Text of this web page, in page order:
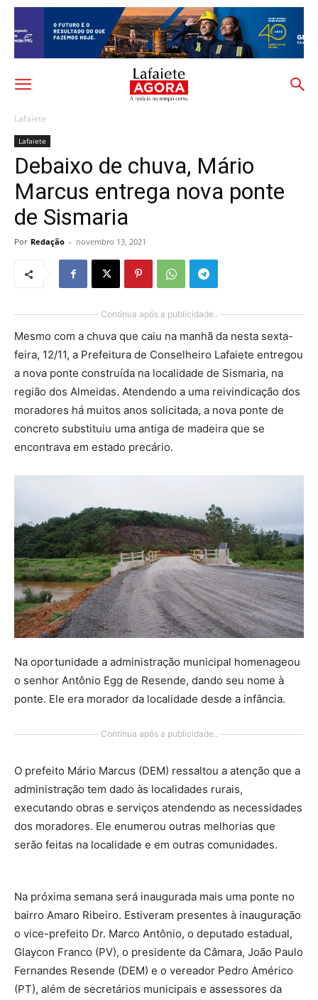
Lafaiete
Lafaiete
Debaixo de chuva, Mário
Marcus entrega nova ponte
de Sismaria
Por Redação - novembro 13, 2021
Continua após a publicidade..
Mesmo com a chuva que caiu na manhã da nesta sexta-
feira, 12/11, a Prefeitura de Conselheiro Lafaiete entregou
a nova ponte construída na localidade de Sismaria, na
região dos Almeidas. Atendendo a uma reivindicação dos
moradores há muitos anos solicitada, a nova ponte de
concreto substituiu uma antiga de madeira que se
encontrava em estado precário.
Na oportunidade a administração municipal homenageou
o senhor Antônio Egg de Resende, dando seu nome à
ponte. Ele era morador da localidade desde a infância.
Continua após a publicidade..
O prefeito Mário Marcus (DEM) ressaltou a atenção que a
administração tem dado às localidades rurais,
executando obras e serviços atendendo as necessidades
dos moradores. Ele enumerou outras melhorias que
serão feitas na localidade e em outras comunidades.
Na próxima semana será inaugurada mais uma ponte no
bairro Amaro Ribeiro. Estiveram presentes à inauguração
o vice-prefeito Dr. Marco Antônio, o deputado estadual,
Glaycon Franco (PV), o presidente da Câmara, João Paulo
Fernandes Resende (DEM) e o vereador Pedro Américo
(PT), além de secretários municipais e assessores da